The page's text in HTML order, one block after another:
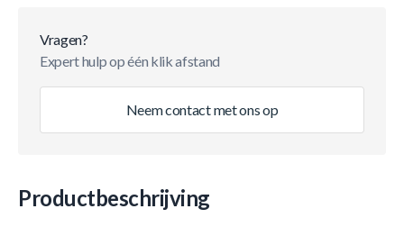
Vragen?
Expert hulp op één klik afstand
Neem contact met ons op
Productbeschrijving